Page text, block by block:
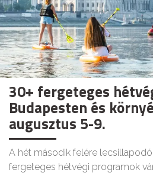
30+ fergeteges
Budapesten és
augusztus 5-9.
A hét második felére lecsillapodó
fergeteges hétvégi programok